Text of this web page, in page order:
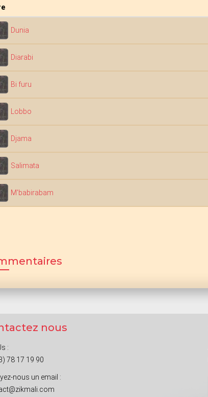
Dunia
Diarabi
Bi furu
Lobbo
Djama
Salimata
M'babirabam
nous
:
78 17 19 90
nous un email :